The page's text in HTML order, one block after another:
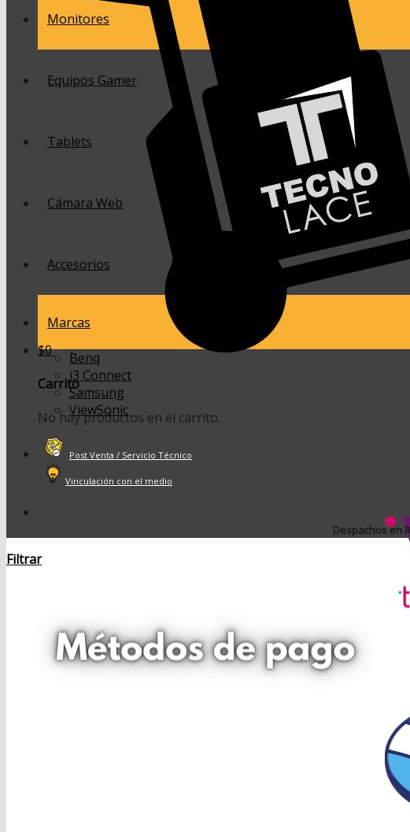
$0
Carrito
No hay productos en el carrito.
Monitores
Equipos Gamer
Tablets
Cámara Web
Accesorios
Marcas
Benq
i3 Connect
Samsung
ViewSonic
Post Venta / Servicio Técnico
Vinculación con el medio
Despachos en
Filtrar